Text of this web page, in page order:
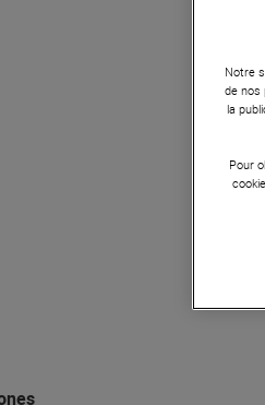
Notre
de nos
la
Pour